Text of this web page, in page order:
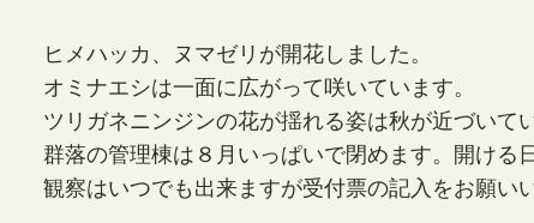
ヒメハッカ、ヌマゼリが開花しました。
オミナエシは一面に広がって咲いています。
ツリガネニンジンの花が揺れる姿は秋が近づいて
群落の管理棟は８月いっぱいで閉めます。開ける
観察はいつでも出来ますが受付票の記入をお願い